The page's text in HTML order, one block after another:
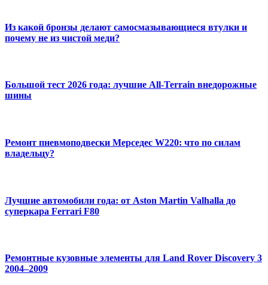
Из какой бронзы делают самосмазывающиеся втулки и
почему не из чистой меди?
Большой тест 2026 года: лучшие All-Terrain внедорожные
шины
Ремонт пневмоподвески Мерседес W220: что по силам
владельцу?
Лучшие автомобили года: от Aston Martin Valhalla до
суперкара Ferrari F80
Ремонтные кузовные элементы для Land Rover Discovery 3
2004–2009